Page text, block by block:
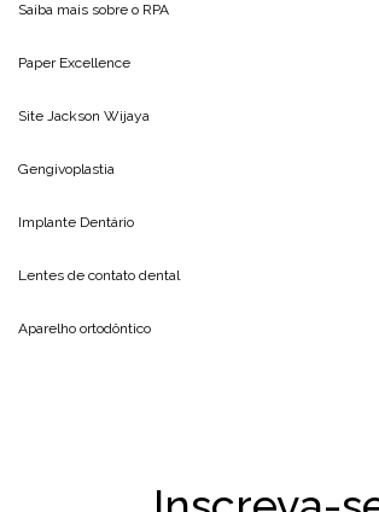
Saiba mais sobre o RPA
Paper Excellence
Site Jackson Wijaya
Gengivoplastia
Implante Dentário
Lentes de contato dental
Aparelho ortodôntico